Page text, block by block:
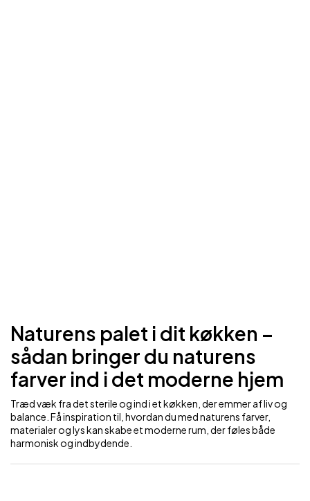
Naturens palet i dit køkken –
sådan bringer du naturens
farver ind i det moderne hjem
Træd væk fra det sterile og ind i et køkken, der emmer af liv og
balance. Få inspiration til, hvordan du med naturens farver,
materialer og lys kan skabe et moderne rum, der føles både
harmonisk og indbydende.